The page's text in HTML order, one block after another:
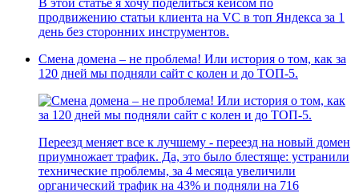
продвижению статьи клиента на VC в топ Яндекса за 1
день без сторонних инструментов.
Смена домена – не проблема! Или история о том, как за
120 дней мы подняли сайт с колен и до ТОП-5.
Переезд меняет все к лучшему - переезд на новый домен
приумножает трафик. Да, это было блестяще: устранили
технические проблемы, за 4 месяца увеличили
органический трафик на 43% и подняли на 716